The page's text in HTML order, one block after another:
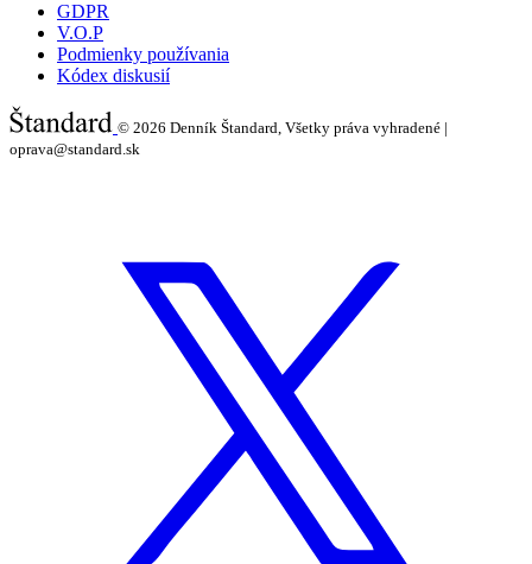
GDPR
V.O.P
Podmienky používania
Kódex diskusií
© 2026 Denník Štandard, Všetky práva vyhradené |
oprava@standard.sk